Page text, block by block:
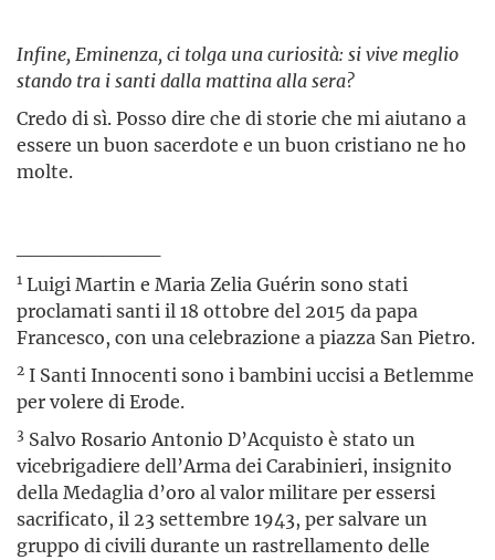
Infine, Eminenza, ci tolga una curiosità: si vive meglio
stando tra i santi dalla mattina alla sera?
Credo di sì. Posso dire che di storie che mi aiutano a
essere un buon sacerdote e un buon cristiano ne ho
molte.
1 Luigi Martin e Maria Zelia Guérin sono stati
proclamati santi il 18 ottobre del 2015 da papa
Francesco, con una celebrazione a piazza San Pietro.
2 I Santi Innocenti sono i bambini uccisi a Betlemme
per volere di Erode.
3 Salvo Rosario Antonio D’Acquisto è stato un
vicebrigadiere dell’Arma dei Carabinieri, insignito
della Medaglia d’oro al valor militare per essersi
sacrificato, il 23 settembre 1943, per salvare un
gruppo di civili durante un rastrellamento delle